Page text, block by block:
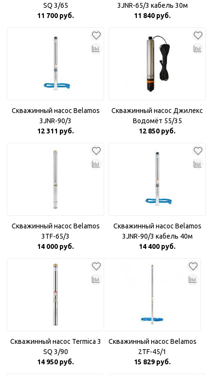
SQ 3/65
11 700 руб.
3JNR-65/3 кабель 30м
11 840 руб.
Скважинный насос Belamos
3JNR-90/3
12 311 руб.
Скважинный насос Джилекс
Водомёт 55/35
12 850 руб.
Скважинный насос Belamos
3TF-65/3
14 000 руб.
Скважинный насос Belamos
3JNR-90/3 кабель 40м
14 400 руб.
Скважинный насос Termica 3
SQ 3/90
14 950 руб.
Скважинный насос Belamos
2TF-45/1
15 829 руб.